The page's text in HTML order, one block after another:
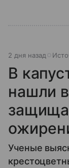
2 дня назад
В
нашли
Ученые